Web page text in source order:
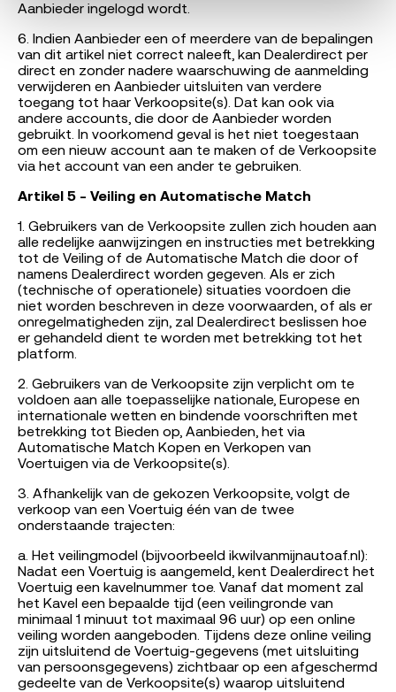
Aanbieder ingelogd wordt.
6. Indien Aanbieder een of meerdere van de bepalingen
van dit artikel niet correct naleeft, kan Dealerdirect per
direct en zonder nadere waarschuwing de aanmelding
verwijderen en Aanbieder uitsluiten van verdere
toegang tot haar Verkoopsite(s). Dat kan ook via
andere accounts, die door de Aanbieder worden
gebruikt. In voorkomend geval is het niet toegestaan
om een nieuw account aan te maken of de Verkoopsite
via het account van een ander te gebruiken.
Artikel 5 - Veiling en Automatische Match
1. Gebruikers van de Verkoopsite zullen zich houden aan
alle redelijke aanwijzingen en instructies met betrekking
tot de Veiling of de Automatische Match die door of
namens Dealerdirect worden gegeven. Als er zich
(technische of operationele) situaties voordoen die
niet worden beschreven in deze voorwaarden, of als er
onregelmatigheden zijn, zal Dealerdirect beslissen hoe
er gehandeld dient te worden met betrekking tot het
platform.
2. Gebruikers van de Verkoopsite zijn verplicht om te
voldoen aan alle toepasselijke nationale, Europese en
internationale wetten en bindende voorschriften met
betrekking tot Bieden op, Aanbieden, het via
Automatische Match Kopen en Verkopen van
Voertuigen via de Verkoopsite(s).
3. Afhankelijk van de gekozen Verkoopsite, volgt de
verkoop van een Voertuig één van de twee
onderstaande trajecten:
a. Het veilingmodel (bijvoorbeeld ikwilvanmijnautoaf.nl):
Nadat een Voertuig is aangemeld, kent Dealerdirect het
Voertuig een kavelnummer toe. Vanaf dat moment zal
het Kavel een bepaalde tijd (een veilingronde van
minimaal 1 minuut tot maximaal 96 uur) op een online
veiling worden aangeboden. Tijdens deze online veiling
zijn uitsluitend de Voertuig-gegevens (met uitsluiting
van persoonsgegevens) zichtbaar op een afgeschermd
gedeelte van de Verkoopsite(s) waarop uitsluitend